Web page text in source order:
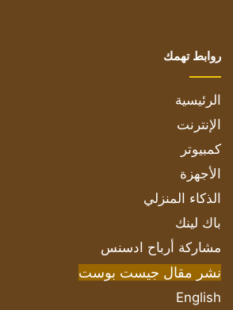
روابط تهمك
الرئيسية
الإنترنت
كمبيوتر
الأجهزة
الذكاء المنزلي
باك لينك
مشاركة أرباح ادسنس
نشر مقال جيست بوست
English